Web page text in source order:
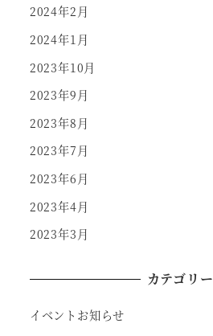
2024年2月
2024年1月
2023年10月
2023年9月
2023年8月
2023年7月
2023年6月
2023年4月
2023年3月
カテゴリー
イベントお知らせ